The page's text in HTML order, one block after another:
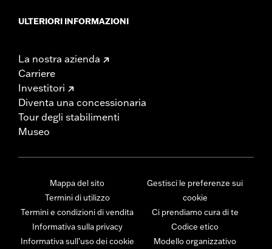
ULTERIORI INFORMAZIONI
La nostra azienda
Carriere
Investitori
Diventa una concessionaria
Tour degli stabilimenti
Museo
Mappa del sito
Termini di utilizzo
Termini e condizioni di vendita
Informativa sulla privacy
Informativa sull’uso dei cookie
Gestisci le preferenze sui
cookie
Ci prendiamo cura di te
Codice etico
Modello organizzativo